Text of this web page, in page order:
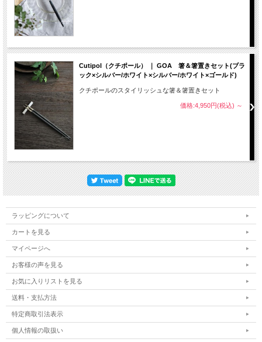
Cutipol（クチポール） ｜ GOA 箸＆箸置きセット(ブラ
ック×シルバー/ホワイト×シルバー/ホワイト×ゴールド)
クチポールのスタイリッシュな箸＆箸置きセット
価格:4,950円(税込) ～
ラッピングについて
カートを見る
マイページへ
お客様の声を見る
お気に入りリストを見る
送料・支払方法
特定商取引法表示
個人情報の取扱い